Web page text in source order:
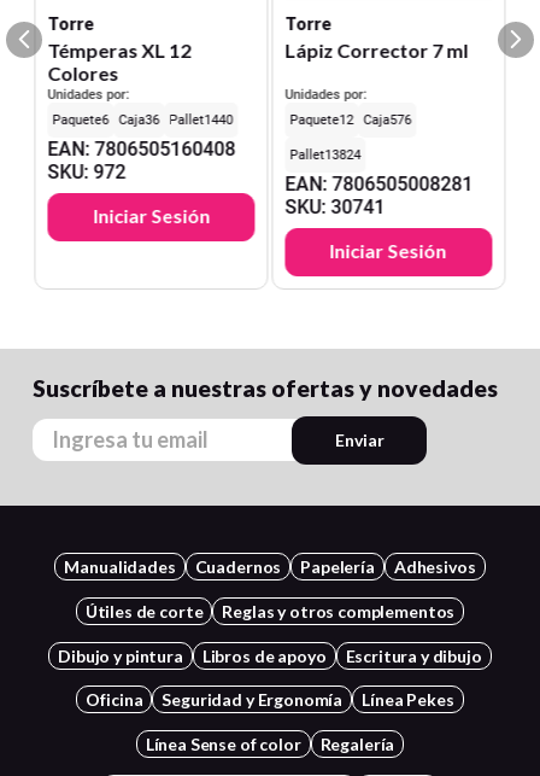
Torre
Témperas XL 12
Colores
Unidades por:
6
36 1440
EAN:7806505160408
SKU:972
Iniciar Sesión
Torre
Lápiz Corrector 7 ml
Unidades por:
12
576
13824
EAN:7806505008281
SKU:30741
Iniciar Sesión
Suscríbete a nuestras ofertas y novedades
Enviar
Manualidades Cuadernos Papelería Adhesivos
Útiles de corte Reglas y otros complementos
Dibujo y pintura Libros de apoyo Escritura y dibujo
Oficina Seguridad y Ergonomía Línea Pekes
Línea Sense of color Regalería